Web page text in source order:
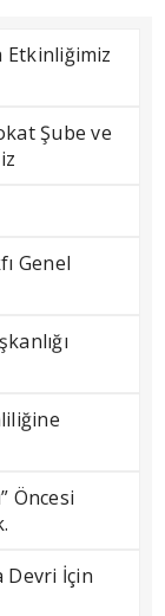
Etkinliğimiz
Şube ve
Genel
Öncesi
Devri İçin